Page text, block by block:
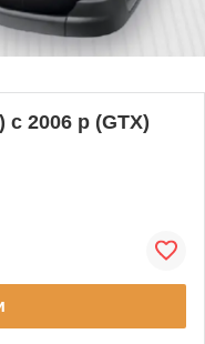
c 2006 р (GTX)